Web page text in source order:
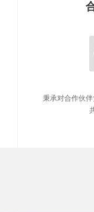
秉承对合作伙